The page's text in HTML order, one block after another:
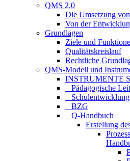
QMS 2.0
Die Umsetzung
Von der
Grundlagen
Ziele und
Qualitätskreislauf
Rechtliche
QMS-Modell und
INSTRUMENTE
_ Pädagogische
_
_ BZG
_ Q-Handbuch
Erstellung